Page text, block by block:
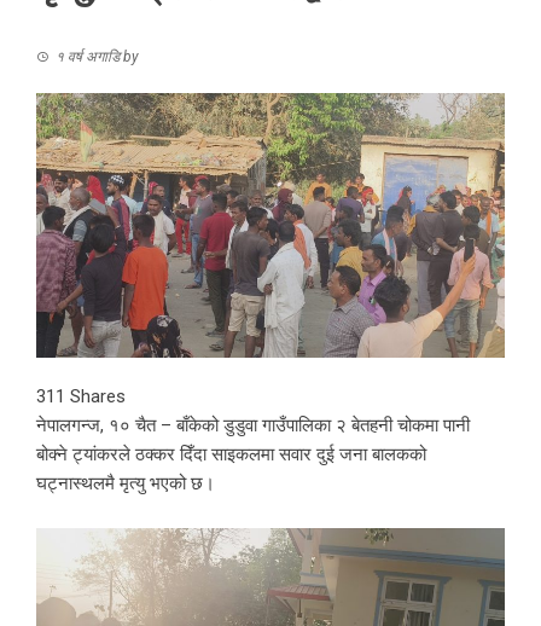
१ वर्ष अगाडिby
311 Shares
नेपालगन्ज, १० चैत – बाँकेको डुडुवा गाउँपालिका २ बेतहनी चोकमा पानी
बोक्ने ट्यांकरले ठक्कर दिँदा साइकलमा सवार दुई जना बालकको
घट्नास्थलमै मृत्यु भएको छ।